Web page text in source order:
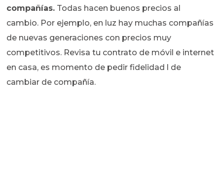
compañías. Todas hacen buenos precios al
cambio. Por ejemplo, en luz hay muchas compañías
de nuevas generaciones con precios muy
competitivos. Revisa tu contrato de móvil e internet
en casa, es momento de pedir fidelidad l de
cambiar de compañía.